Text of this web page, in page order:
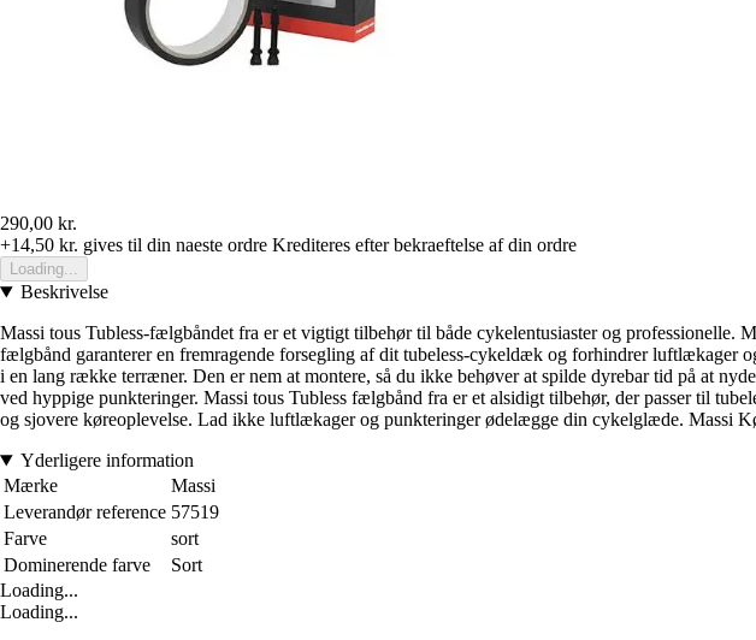
290,00 kr.
+14,50 kr. gives til din naeste ordre Krediteres efter bekraeftelse af din ordre
Loading...
Beskrivelse
Massi tous Tubless-fælgbåndet fra er et vigtigt tilbehør til både cykelentusiaster og
fælgbånd garanterer en fremragende forsegling af dit tubeless-cykeldæk og forhindrer luftlækager
i en lang række terræner. Den er nem at montere, så du ikke behøver at spilde dyrebar tid på at
ved hyppige punkteringer. Massi tous Tubless fælgbånd fra er et alsidigt tilbehør, der passer til
og sjovere køreoplevelse. Lad ikke luftlækager og punkteringer ødelægge din cykelglæde. Massi
Yderligere information
Mærke
Massi
Leverandør reference 57519
Farve
sort
Dominerende farve
Sort
Loading...
Loading...